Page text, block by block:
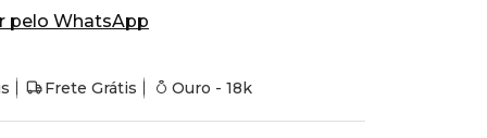
pelo WhatsApp
Frete Grátis Ouro - 18k